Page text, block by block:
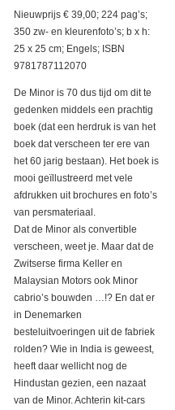
Nieuwprijs € 39,00; 224 pag’s;
350 zw- en kleurenfoto’s; b x h:
25 x 25 cm; Engels; ISBN
9781787112070
De Minor is 70 dus tijd om dit te
gedenken middels een prachtig
boek (dat een herdruk is van het
boek dat verscheen ter ere van
het 60 jarig bestaan). Het boek is
mooi geïllustreerd met vele
afdrukken uit brochures en foto’s
van persmateriaal.
Dat de Minor als convertible
verscheen, weet je. Maar dat de
Zwitserse firma Keller en
Malaysian Motors ook Minor
cabrio’s bouwden …!? En dat er
in Denemarken
besteluitvoeringen uit de fabriek
rolden? Wie in India is geweest,
heeft daar wellicht nog de
Hindustan gezien, een nazaat
van de Minor. Achterin kit-cars